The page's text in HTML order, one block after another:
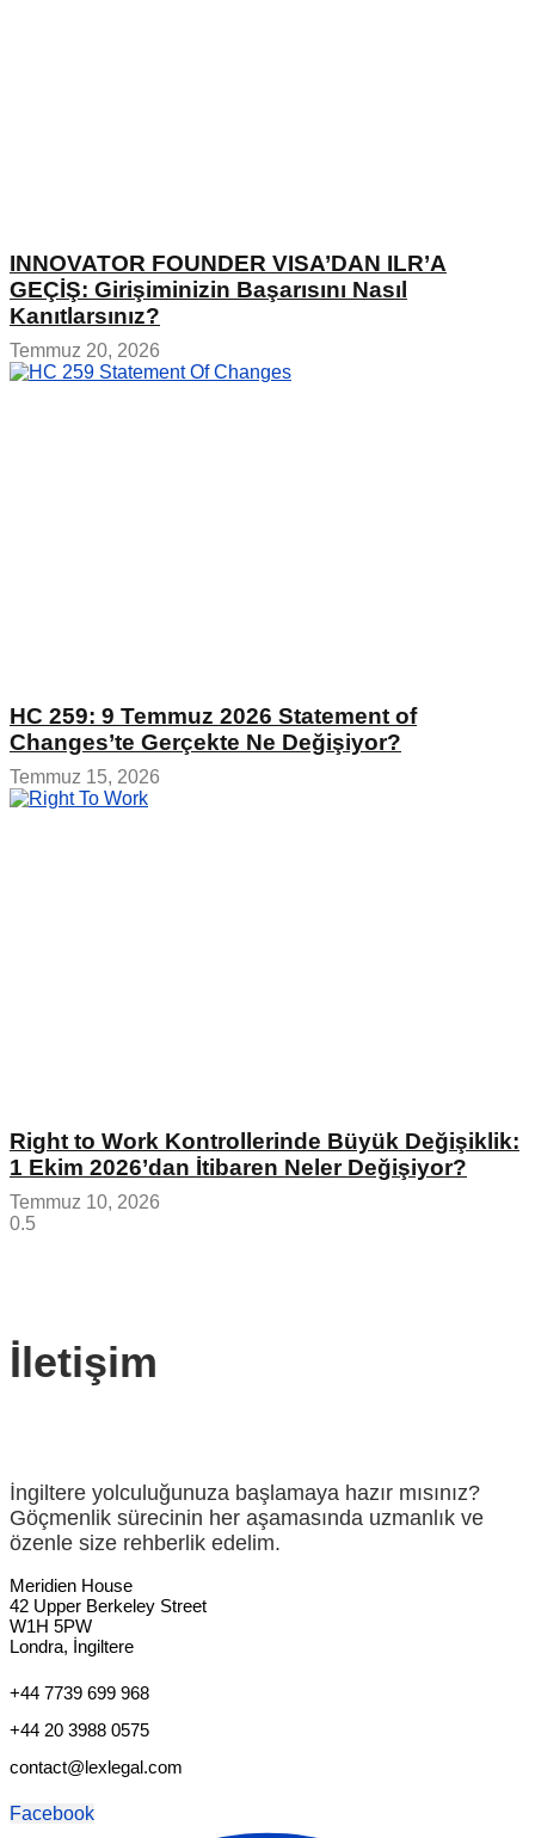
INNOVATOR FOUNDER VISA’DAN ILR’A
GEÇİŞ: Girişiminizin Başarısını Nasıl
Kanıtlarsınız?
Temmuz 20, 2026
HC 259: 9 Temmuz 2026 Statement of
Changes’te Gerçekte Ne Değişiyor?
Temmuz 15, 2026
Right to Work Kontrollerinde Büyük Değişiklik:
1 Ekim 2026’dan İtibaren Neler Değişiyor?
Temmuz 10, 2026
İletişim
İngiltere yolculuğunuza başlamaya hazır mısınız?
Göçmenlik sürecinin her aşamasında uzmanlık ve
özenle size rehberlik edelim.
Meridien House
42 Upper Berkeley Street
W1H 5PW
Londra, İngiltere
+44 7739 699 968
+44 20 3988 0575
contact@lexlegal.com
Facebook